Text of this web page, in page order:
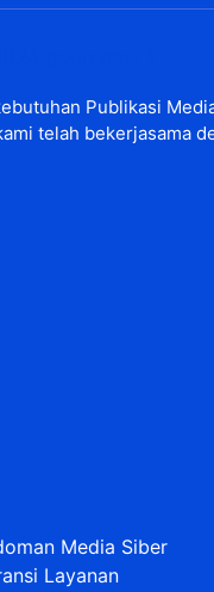
Publikasi
telah bekerjasama
Media Siber
Layanan